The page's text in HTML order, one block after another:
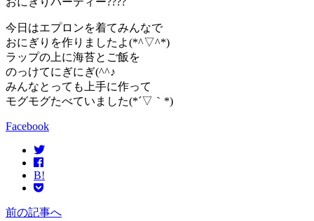
今日はエプロンを着てみんなで
おにぎりを作りましたよ(*^▽^*)
ラップの上に海苔とご飯を
のっけてにぎにぎ(^^♪
みんなとっても上手に作って
モグモグたべていました(*´▽｀*)
Facebook
B!
前の記事へ